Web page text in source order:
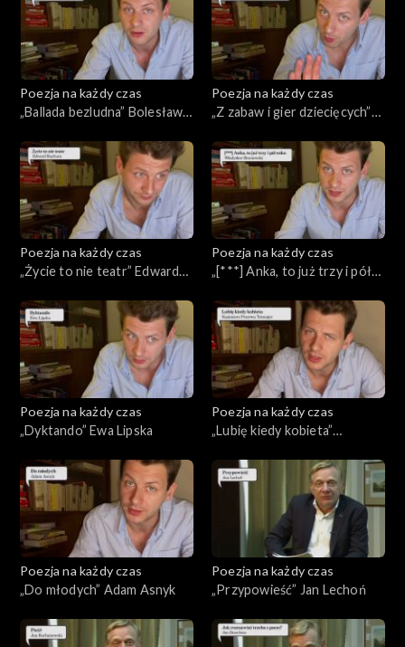
Poezja na każdy czas
„Ballada bezludna” Bolesław
Poezja na każdy czas
„Z zabaw i gier dziecięcych”
Poezja na każdy czas
„Życie to nie teatr” Edward
Poezja na każdy czas
„[***] Anka, to już trzy i pół
Poezja na każdy czas
„Dyktando” Ewa Lipska
Poezja na każdy czas
„Lubię kiedy kobieta”
Poezja na każdy czas
„Do młodych” Adam Asnyk
Poezja na każdy czas
„Przypowieść” Jan Lechoń